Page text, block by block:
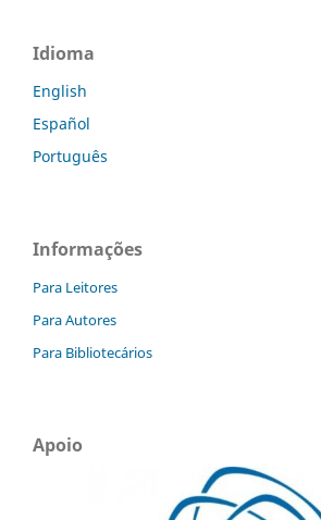
Idioma
English
Español
Português
Informações
Para Leitores
Para Autores
Para Bibliotecários
Apoio